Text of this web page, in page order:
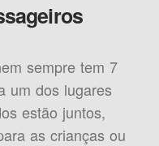
sempre tem 7
um dos lugares
estão juntos,
as crianças ou